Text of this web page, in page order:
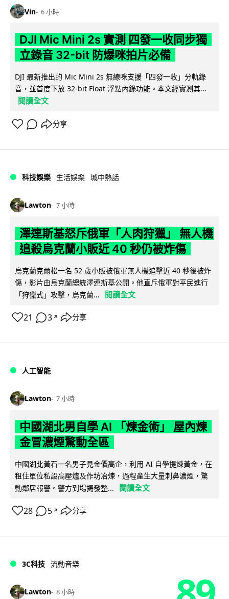
Vin 6 小時
DJI Mic Mini 2s 實測 四發一收同步獨
立錄音 32-bit 防爆咪拍片必備
DJI 最新推出的 Mic Mini 2s 無線咪支援「四發一收」分軌錄
音，並首度下放 32-bit Float 浮點內錄功能。本文經實測其...
閱讀全文
分享
科技娛樂 生活娛樂 城中熱話
Lawton 7 小時
澤連斯基怒斥俄軍「人肉狩獵」 無人機
追殺烏克蘭小販近 40 秒仍被炸傷
烏克蘭克爾松一名 52 歲小販被俄軍無人機追擊近 40 秒後被炸
傷，影片由烏克蘭總統澤連斯基公開。他直斥俄軍對平民進行
「狩獵式」攻擊，烏克蘭...
閱讀全文
21 3 ↗ 分享
人工智能
Lawton 7 小時
中國湖北男自學 AI 「煉金術」 屋內煉
金冒濃煙驚動全區
中國湖北黃石一名男子見金價高企，利用 AI 自學提煉黃金，在
租住單位私設高壓爐及作坊冶煉，過程產生大量刺鼻濃煙，驚
動鄰居報警。警方到場揭發整...
閱讀全文
28 5 ↗ 分享
3C科技 流動音樂
Lawton 8 小時